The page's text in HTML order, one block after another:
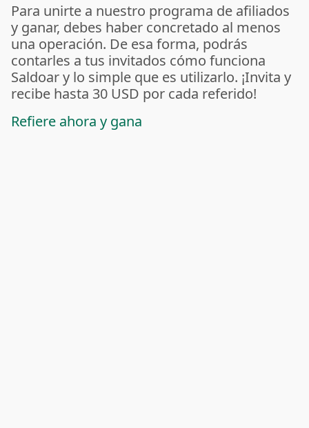
Para unirte a nuestro programa de afiliados
y ganar, debes haber concretado al menos
una operación. De esa forma, podrás
contarles a tus invitados cómo funciona
Saldoar y lo simple que es utilizarlo. ¡Invita y
recibe hasta 30 USD por cada referido!
Refiere ahora y gana